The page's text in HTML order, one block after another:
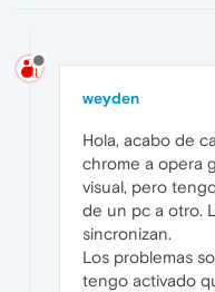
weyden
Hola, acabo de
chrome a opera
visual, pero
de un pc a otro.
sincronizan.
Los problemas
tengo activado